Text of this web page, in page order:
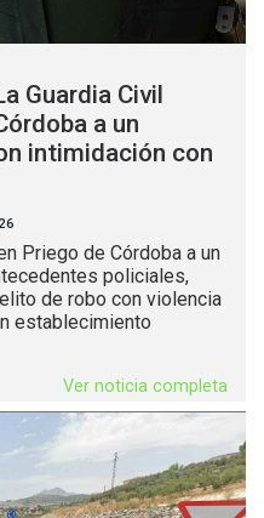
Guardia Civil
a un
intimidación con
Priego de Córdoba a un
policiales,
de robo con violencia
establecimiento
Ver noticia completa